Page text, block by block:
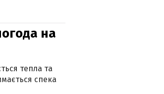
на
тепла та
спека